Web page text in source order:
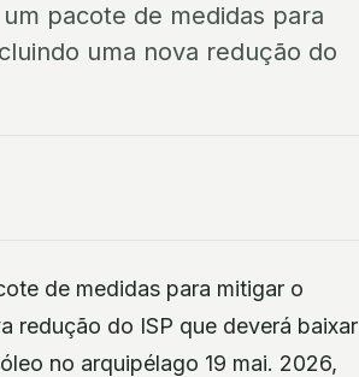
pacote de medidas para
uma nova redução do
de medidas para mitigar o
redução do ISP que deverá baixar
no arquipélago 19 mai. 2026,